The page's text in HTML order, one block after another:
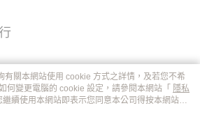
有關本網站使用 cookie 方式之詳情，及若您不希
何變更電腦的 cookie 設定，請參閱本網站「 隱私
繼續使用本網站即表示您同意本公司得按本網站使
。